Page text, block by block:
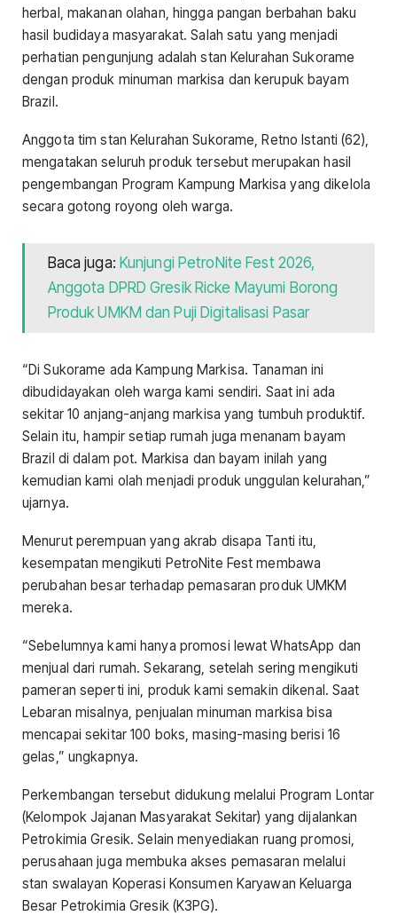
herbal, makanan olahan, hingga pangan berbahan baku
hasil budidaya masyarakat. Salah satu yang menjadi
perhatian pengunjung adalah stan Kelurahan Sukorame
dengan produk minuman markisa dan kerupuk bayam
Brazil.
Anggota tim stan Kelurahan Sukorame, Retno Istanti (62),
mengatakan seluruh produk tersebut merupakan hasil
pengembangan Program Kampung Markisa yang dikelola
secara gotong royong oleh warga.
Baca juga: Kunjungi PetroNite Fest 2026,
Anggota DPRD Gresik Ricke Mayumi Borong
Produk UMKM dan Puji Digitalisasi Pasar
“Di Sukorame ada Kampung Markisa. Tanaman ini
dibudidayakan oleh warga kami sendiri. Saat ini ada
sekitar 10 anjang-anjang markisa yang tumbuh produktif.
Selain itu, hampir setiap rumah juga menanam bayam
Brazil di dalam pot. Markisa dan bayam inilah yang
kemudian kami olah menjadi produk unggulan kelurahan,”
ujarnya.
Menurut perempuan yang akrab disapa Tanti itu,
kesempatan mengikuti PetroNite Fest membawa
perubahan besar terhadap pemasaran produk UMKM
mereka.
“Sebelumnya kami hanya promosi lewat WhatsApp dan
menjual dari rumah. Sekarang, setelah sering mengikuti
pameran seperti ini, produk kami semakin dikenal. Saat
Lebaran misalnya, penjualan minuman markisa bisa
mencapai sekitar 100 boks, masing-masing berisi 16
gelas,” ungkapnya.
Perkembangan tersebut didukung melalui Program Lontar
(Kelompok Jajanan Masyarakat Sekitar) yang dijalankan
Petrokimia Gresik. Selain menyediakan ruang promosi,
perusahaan juga membuka akses pemasaran melalui
stan swalayan Koperasi Konsumen Karyawan Keluarga
Besar Petrokimia Gresik (K3PG).